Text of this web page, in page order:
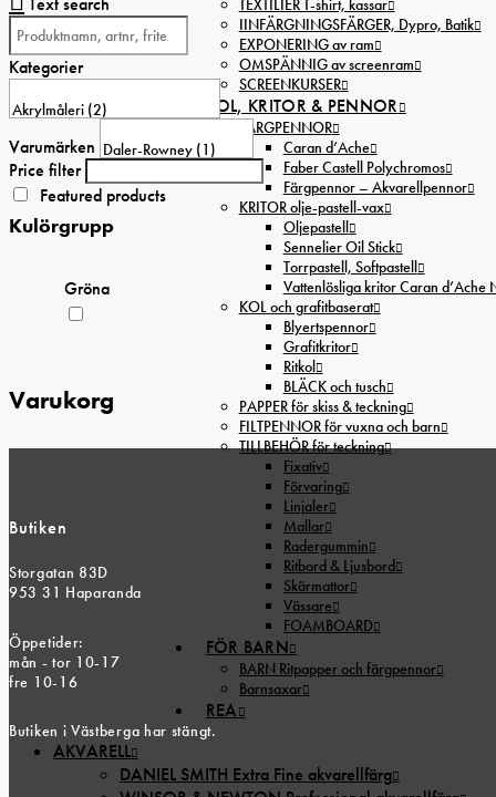
TEXTILIER T-shirt, kassar
IINFÄRGNINGSFÄRGER, Dypro, Batik
EXPONERING av ram
OMSPÄNNIG av screenram
SCREENKURSER
KOL, KRITOR & PENNOR
FÄRGPENNOR
Caran d’Ache
Faber Castell Polychromos
Färgpennor – Akvarellpennor
KRITOR olje-pastell-vax
Oljepastell
Sennelier Oil Stick
Torrpastell, Softpastell
Vattenlösliga kritor Caran d’Ache
KOL och grafitbaserat
Blyertspennor
Grafitkritor
Ritkol
BLÄCK och tusch
PAPPER för skiss & teckning
FILTPENNOR för vuxna och barn
TILLBEHÖR för teckning
Fixativ
Förvaring
Linjaler
Mallar
Radergummin
Ritbord & Ljusbord
Skärmattor
Vässare
FOAMBOARD
FÖR BARN
BARN Ritpapper och färgpennor
Barnsaxar
REA
AKVARELL
DANIEL SMITH Extra Fine akvarellfärg
Kategorier
Varumärken
Price filter
Featured products
Kulörgrupp
Gröna
Varukorg
Butiken
Storgatan 83D
953 31 Haparanda
Öppetider:
mån - tor 10-17
fre 10-16
Butiken i Västberga har stängt.